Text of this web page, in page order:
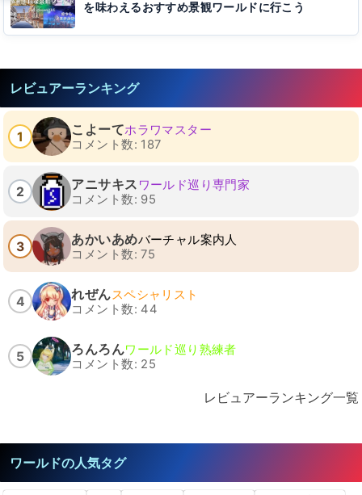
を味わえるおすすめ景観ワールドに行こう
レビュアーランキング
1 こよーてホラワマスター
コメント数: 187
2 アニサキス ワールド巡り専門家
コメント数: 95
3 あかいあめバーチャル案内人
コメント数: 75
4 れぜんスペシャリスト
コメント数: 44
5 ろんろんワールド巡り熟練者
コメント数: 25
レビュアーランキング一覧
ワールドの人気タグ